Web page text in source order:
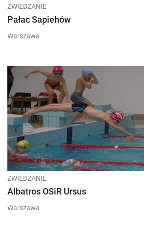
ZWIEDZANIE
Pałac Sapiehów
Warszawa
ZWIEDZANIE
Albatros OSiR Ursus
Warszawa